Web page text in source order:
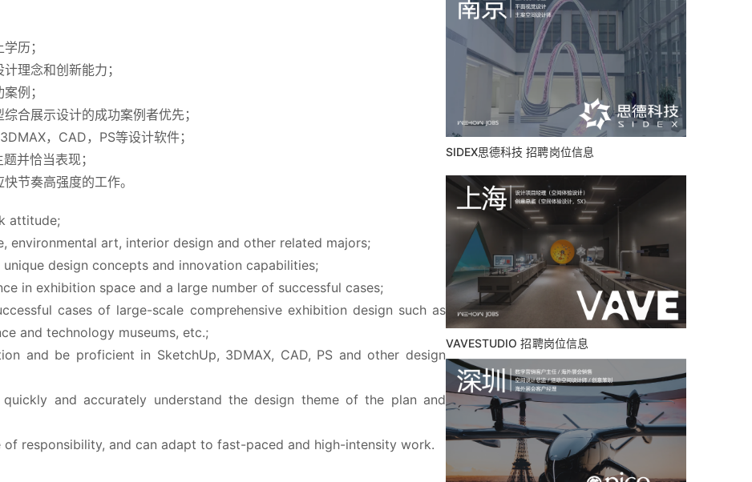
历；
理念和创新能力；
例；
合展示设计的成功案例者优先；
，CAD，PS等设计软件；
并恰当表现；
节奏高强度的工作。
attitude;
environmental art, interior design and other related majors;
design concepts and innovation capabilities;
in exhibition space and a large number of successful cases;
cases of large-scale comprehensive exhibition design such as
and technology museums, etc.;
and be proficient in SketchUp, 3DMAX, CAD, PS and other design
and accurately understand the design theme of the plan and
responsibility, and can adapt to fast-paced and high-intensity work.
SIDEX思德科技 招聘岗位信息
VAVESTUDIO 招聘岗位信息